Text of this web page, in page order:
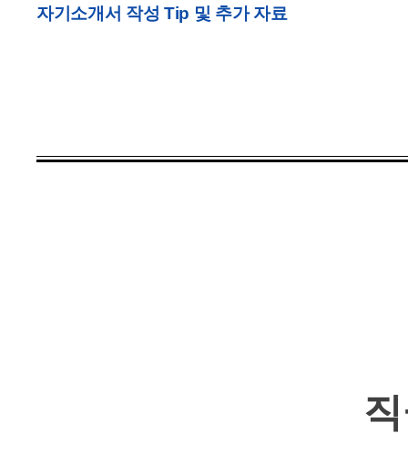
자기소개서 작성 Tip 및 추가 자료